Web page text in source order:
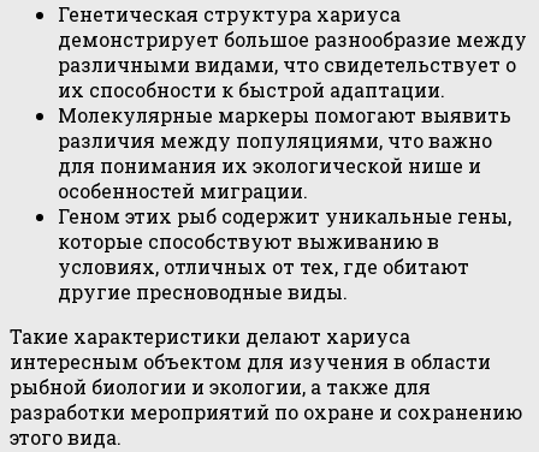
Генетическая структура хариуса
демонстрирует большое разнообразие между
различными видами, что свидетельствует о
их способности к быстрой адаптации.
Молекулярные маркеры помогают выявить
различия между популяциями, что важно
для понимания их экологической нише и
особенностей миграции.
Геном этих рыб содержит уникальные гены,
которые способствуют выживанию в
условиях, отличных от тех, где обитают
другие пресноводные виды.
Такие характеристики делают хариуса
интересным объектом для изучения в области
рыбной биологии и экологии, а также для
разработки мероприятий по охране и сохранению
этого вида.